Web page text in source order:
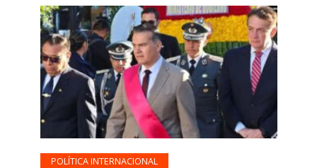
POLÍTICA INTERNACIONAL